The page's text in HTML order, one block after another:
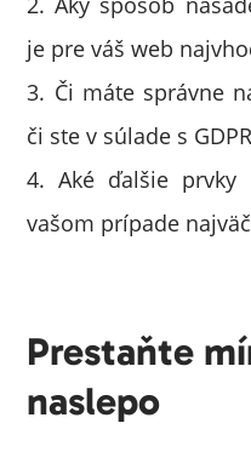
je pre váš web
3. Či máte správne
či ste v súlade s
4. Aké ďalšie prvky
vašom prípade
Prestaňte
naslepo